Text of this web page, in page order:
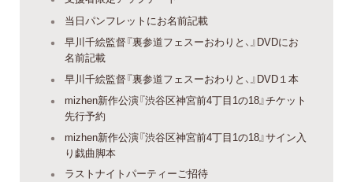
当日パンフレットにお名前記載
早川千絵監督『裏参道フェスーおわりと、』DVDにお
名前記載
早川千絵監督『裏参道フェスーおわりと、』DVD１本
mizhen新作公演『渋谷区神宮前4丁目1の18』チケット
先行予約
mizhen新作公演『渋谷区神宮前4丁目1の18』サイン入
り戯曲脚本
ラストナイトパーティーご招待